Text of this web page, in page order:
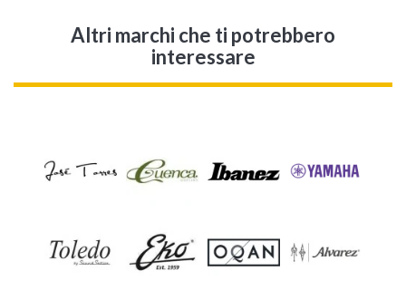
Altri marchi che ti potrebbero
interessare